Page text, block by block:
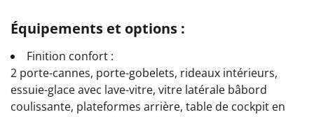
Équipements et options :
Finition confort :
2 porte-cannes, porte-gobelets, rideaux intérieurs,
essuie-glace avec lave-vitre, vitre latérale bâbord
coulissante, plateformes arrière, table de cockpit en